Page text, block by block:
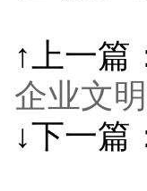
↑上一篇
企业文
↓下一篇